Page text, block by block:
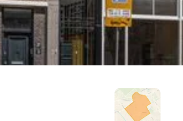
459
Tussenwoning
25
2-onder-1-kap
2.459 63
Studio's Tussenwoning
8 312
Kamers